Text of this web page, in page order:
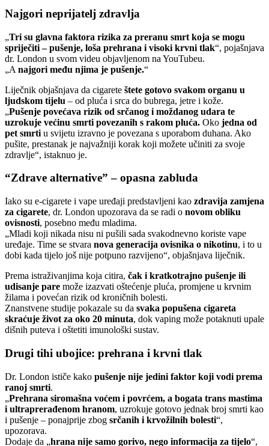
Najgori neprijatelj zdravlja
„Tri su glavna faktora rizika za preranu smrt koja se mogu
spriječiti – pušenje, loša prehrana i visoki krvni tlak“, pojašnjava
dr. London u svom videu objavljenom na YouTubeu.
„A najgori među njima je pušenje.“
Liječnik objašnjava da cigarete štete gotovo svakom organu u
ljudskom tijelu – od pluća i srca do bubrega, jetre i kože.
„Pušenje povećava rizik od srčanog i moždanog udara te
uzrokuje većinu smrti povezanih s rakom pluća. Oko jedna od
pet smrti u svijetu izravno je povezana s uporabom duhana. Ako
pušite, prestanak je najvažniji korak koji možete učiniti za svoje
zdravlje“, istaknuo je.
“Zdrave alternative” – opasna zabluda
Iako su e-cigarete i vape uređaji predstavljeni kao zdravija zamjena
za cigarete, dr. London upozorava da se radi o novom obliku
ovisnosti, posebno među mladima.
„Mladi koji nikada nisu ni pušili sada svakodnevno koriste vape
uređaje. Time se stvara nova generacija ovisnika o nikotinu, i to u
dobi kada tijelo još nije potpuno razvijeno“, objašnjava liječnik.
Prema istraživanjima koja citira, čak i kratkotrajno pušenje ili
udisanje pare može izazvati oštećenje pluća, promjene u krvnim
žilama i povećan rizik od kroničnih bolesti.
Znanstvene studije pokazale su da svaka popušena cigareta
skraćuje život za oko 20 minuta, dok vaping može potaknuti upale
dišnih puteva i oštetiti imunološki sustav.
Drugi tihi ubojice: prehrana i krvni tlak
Dr. London ističe kako pušenje nije jedini faktor koji vodi prema
ranoj smrti.
„Prehrana siromašna voćem i povrćem, a bogata trans mastima
i ultraprerađenom hranom, uzrokuje gotovo jednak broj smrti kao
i pušenje – ponajprije zbog srčanih i krvožilnih bolesti“,
upozorava.
Dodaje da „hrana nije samo gorivo, nego informacija za tijelo“,